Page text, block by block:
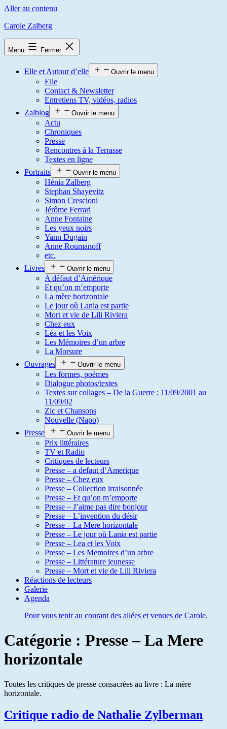
Aller au contenu
Carole Zalberg
Menu Fermer
Elle et Autour d’elle Ouvrir le menu
Elle
Contact & Newsletter
Entretiens TV, vidéos, radios
Zalblog
Ouvrir le menu
Actu
Chroniques
Presse
Rencontres à la Terrasse
Textes en ligne
Portraits
Ouvrir le menu
Hénia Zalberg
Stephan Shayevitz
Simon Crescioni
Jérôme Ferrari
Anne Fontaine
Les yeux noirs
Yann Dugain
Anne Roumanoff
etc.
Livres
Ouvrir le menu
A défaut d’Amérique
Et qu’on m’emporte
La mère horizontale
Le jour où Lania est partie
Mort et vie de Lili Riviera
Chez eux
Léa et les Voix
Les Mémoires d’un arbre
La Morsure
Ouvrages
Ouvrir le menu
Les formes, poèmes
Dialogue photos/textes
Textes sur collages – De la Guerre : 11/09/2001 au
11/09/02
Zic et Chansons
Nouvelle (Napo)
Presse
Ouvrir le menu
Prix littéraires
TV et Radio
Critiques de lecteurs
Presse – a defaut d’Amerique
Presse – Chez eux
Presse – Collection irraisonnée
Presse – Et qu’on m’emporte
Presse – J’aime pas dire bonjour
Presse – L’invention du désir
Presse – La Mere horizontale
Presse – Le jour où Lania est partie
Presse – Lea et les Voix
Presse – Les Memoires d’un arbre
Presse – Littérature jeunesse
Presse – Mort et vie de Lili Riviera
Réactions de lecteurs
Galerie
Agenda
Pour vous tenir au courant des allées et venues de Carole.
Catégorie : Presse – La Mere
horizontale
Toutes les critiques de presse consacrées au livre : La mère
horizontale.
Critique radio de Nathalie Zylberman